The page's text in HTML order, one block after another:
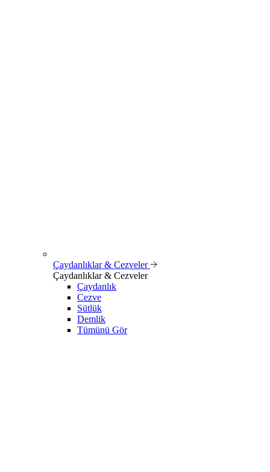
Çaydanlıklar & Cezveler
Çaydanlıklar & Cezveler
Çaydanlık
Cezve
Sütlük
Demlik
Tümünü Gör